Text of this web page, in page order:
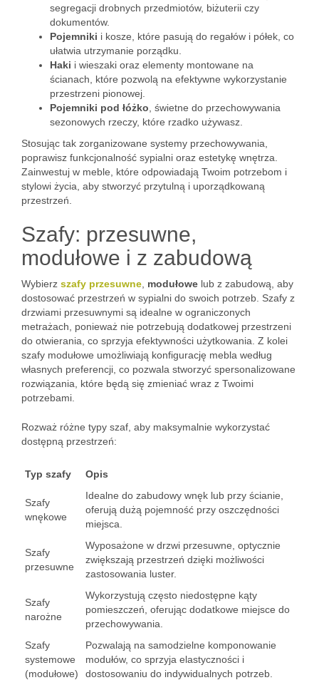
segregacji drobnych przedmiotów, biżuterii czy
dokumentów.
Pojemniki i kosze, które pasują do regałów i półek, co
ułatwia utrzymanie porządku.
Haki i wieszaki oraz elementy montowane na
ścianach, które pozwolą na efektywne wykorzystanie
przestrzeni pionowej.
Pojemniki pod łóżko , świetne do przechowywania
sezonowych rzeczy, które rzadko używasz.
Stosując tak zorganizowane systemy przechowywania,
poprawisz funkcjonalność sypialni oraz estetykę wnętrza.
Zainwestuj w meble, które odpowiadają Twoim potrzebom i
stylowi życia, aby stworzyć przytulną i uporządkowaną
przestrzeń.
Szafy: przesuwne,
modułowe i z zabudową
Wybierz szafy przesuwne modułowe lub z zabudową, aby
dostosować przestrzeń w sypialni do swoich potrzeb. Szafy z
drzwiami przesuwnymi są idealne w ograniczonych
metrażach, ponieważ nie potrzebują dodatkowej przestrzeni
do otwierania, co sprzyja efektywności użytkowania. Z kolei
szafy modułowe umożliwiają konfigurację mebla według
własnych preferencji, co pozwala stworzyć spersonalizowane
rozwiązania, które będą się zmieniać wraz z Twoimi
potrzebami.
Rozważ różne typy szaf, aby maksymalnie wykorzystać
dostępną przestrzeń:
Typ szafy Opis
Szafy
wnękowe
Idealne do zabudowy wnęk lub przy ścianie,
oferują dużą pojemność przy oszczędności
miejsca.
Szafy
przesuwne
Wyposażone w drzwi przesuwne, optycznie
zwiększają przestrzeń dzięki możliwości
zastosowania luster.
Szafy
narożne
Wykorzystują często niedostępne kąty
pomieszczeń, oferując dodatkowe miejsce do
przechowywania.
Szafy
systemowe
(modułowe)
Pozwalają na samodzielne komponowanie
modułów, co sprzyja elastyczności i
dostosowaniu do indywidualnych potrzeb.